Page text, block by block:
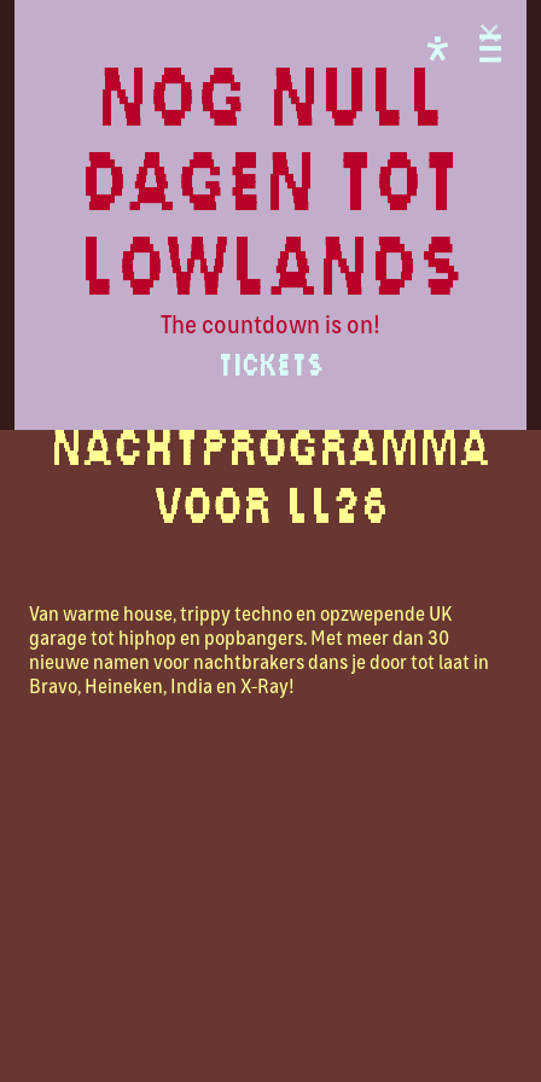
nog null
dagen tot
lowlands
The countdown is on!
TICKETS
Het
nachtprogramma
voor LL26
Van warme house, trippy techno en opzwepende UK
garage tot hiphop en popbangers. Met meer dan 30
nieuwe namen voor nachtbrakers dans je door tot laat in
Bravo, Heineken, India en X-Ray!